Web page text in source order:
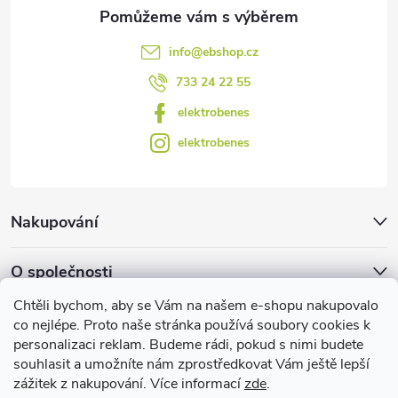
Chtěli bychom, aby se Vám na našem e-shopu nakupovalo
co nejlépe. Proto naše stránka používá soubory cookies k
personalizaci reklam. Budeme rádi, pokud s nimi budete
souhlasit a umožníte nám zprostředkovat Vám ještě lepší
zážitek z nakupování. Více informacízde.
u
Nakupování
O společnosti
Facebook
info@ebshop.cz
733 24 22 55
elektrobenes
elektrobenes
Užitečné informace